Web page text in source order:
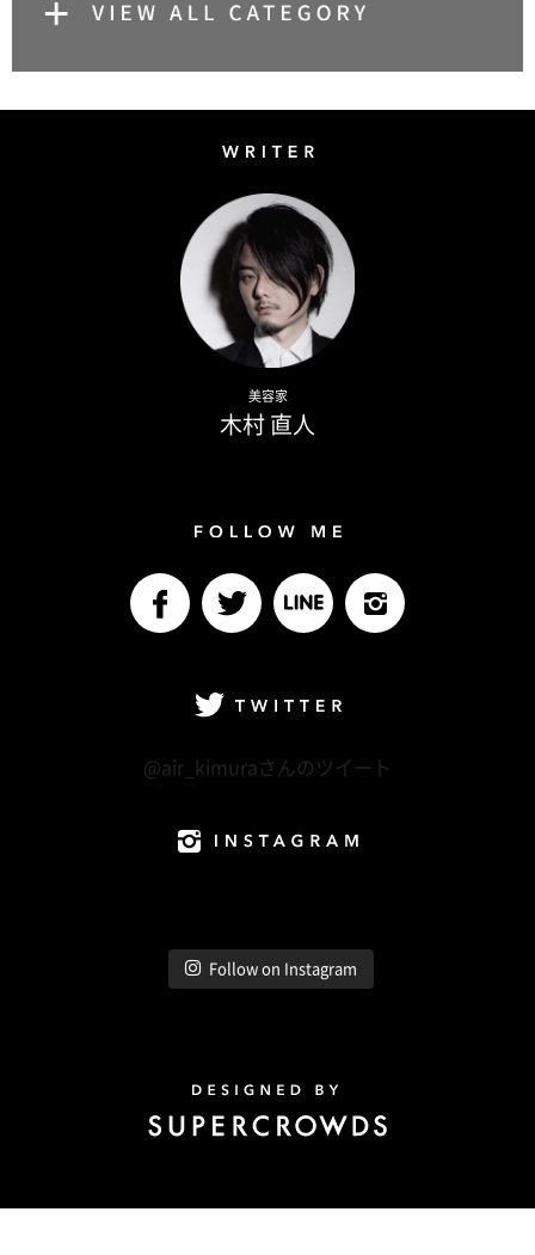
美容家
木村 直人
@air_kimuraさんのツイート
Follow on Instagram